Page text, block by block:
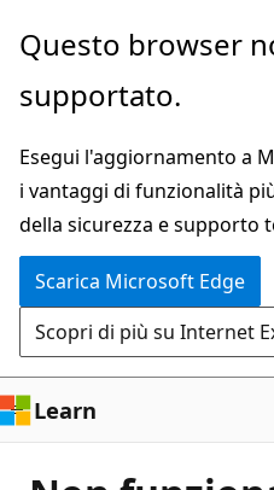
Ignora
passa
contenuto
principale
Questo browser
supportato.
Esegui l'aggiornamento a
i vantaggi di funzionalità
della sicurezza e supporto
Scarica Microsoft Edge
Scopri di più su Internet
Learn